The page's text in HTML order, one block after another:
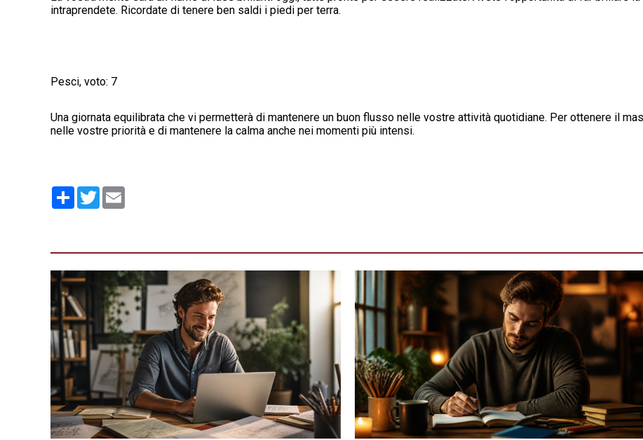
intraprendete. Ricordate di tenere ben saldi i piedi per terra.
Pesci, voto: 7
Una giornata equilibrata che vi permetterà di mantenere un buon flusso nelle vostre attività quotidiane. Per ottenere il
nelle vostre priorità e di mantenere la calma anche nei momenti più intensi.
Condividi
Twitter